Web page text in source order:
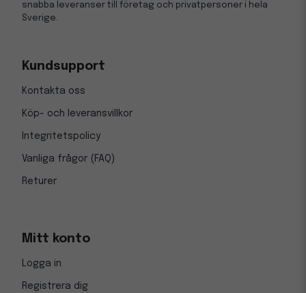
snabba leveranser till företag och privatpersoner i hela
Sverige.
Kundsupport
Kontakta oss
Köp- och leveransvillkor
Integritetspolicy
Vanliga frågor (FAQ)
Returer
Mitt konto
Logga in
Registrera dig